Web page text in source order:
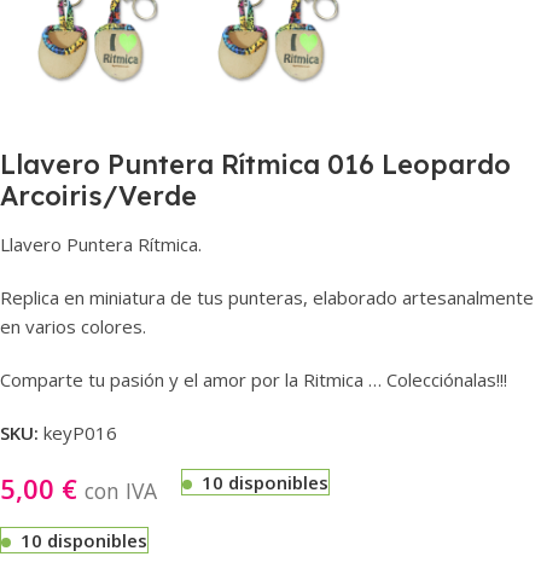
Llavero Puntera Rítmica 016 Leopardo
Arcoiris/Verde
Llavero Puntera Rítmica.
Replica en miniatura de tus punteras, elaborado artesanalmente
en varios colores.
Comparte tu pasión y el amor por la Ritmica … Colecciónalas!!!
SKU: keyP016
5,00 € con IVA 10 disponibles
10 disponibles